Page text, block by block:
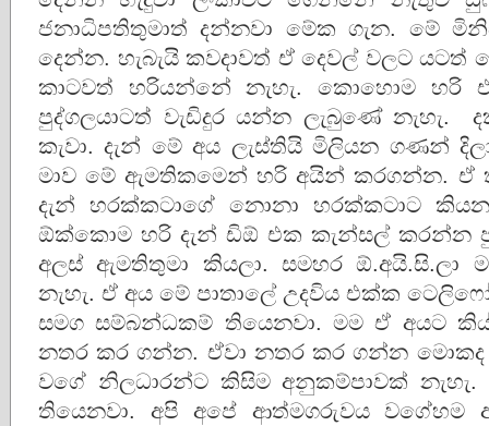
ජනාධිපතිතුමාත් දන්නවා මේක ගැන. මේ
දෙන්න. හැබැයි කවදාවත් ඒ දෙවල් වලට
කාටවත් හරියන්නේ නැහැ. කොහොම හරි
පුද්ගලයාටත් වැඩිදුර යන්න ලැබුණේ නැහැ.
කැවා. දැන් මේ අය ලැස්තියි මිලියන ගණන්
මාව මේ ඇමතිකමෙන් හරි අයින් කරගන්න. ඒ
දැන් හරක්කටාගේ නොනා හරක්කටාට
ඕක්කොම හරි දැන් ඩිඕ එක කැන්සල් කරන්න
අලස් ඇමතිතුමා කියලා. සමහර
නැහැ. ඒ අය මේ පාතාලේ උදවිය එක්ක
සමග සම්බන්ධකම් තියෙනවා. මම ඒ අයට
නතර කර ගන්න. ඒවා නතර කර ගන්න මොකද
වගේ නිලධාරන්ට කිසිම අනුකම්පාවක්
තියෙනවා. අපි අපේ ආත්මගරුවය වගේහම